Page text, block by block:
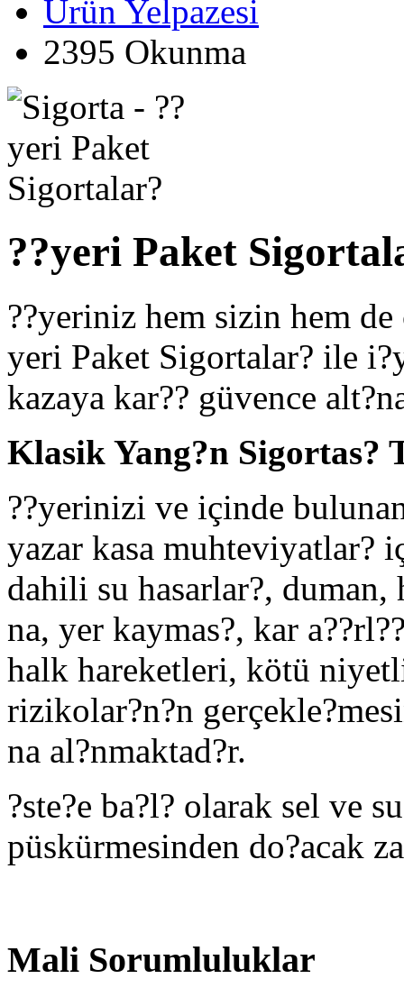
Ürün Yelpazesi
2395 Okunma
??yeri Paket
??yeriniz hem sizin hem
yeri Paket Sigortalar? ile
kazaya kar?? güvence
Klasik Yang?n Sigortas?
??yerinizi ve içinde
yazar kasa muhteviyatlar?
dahili su hasarlar?, duman,
na, yer kaymas?, kar
halk hareketleri, kötü
rizikolar?n?n
na al?nmaktad?r.
?ste?e ba?l? olarak sel ve
püskürmesinden do?acak
Mali Sorumluluklar